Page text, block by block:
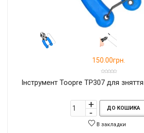
150.00грн.
Інструмент Toopre TP307 для
ДО КОШИКА
В закладки